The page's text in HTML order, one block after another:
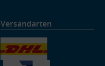
Versandarten